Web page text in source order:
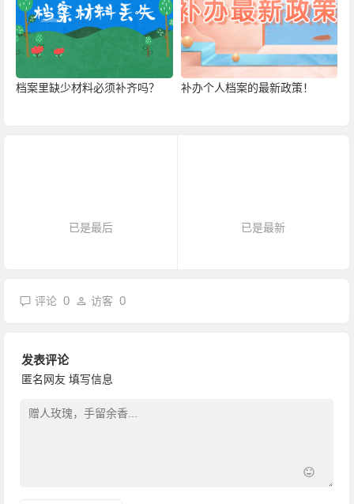
档案里缺少材料必须补齐吗？ 补办个人档案的最新政策！
已是最后 已是最新
评论0 访客0
发表评论
匿名网友 填写信息